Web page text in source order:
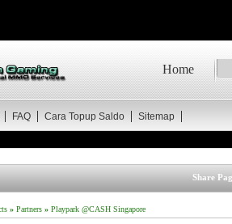
Home
FAQ Cara Topup Saldo Sitemap
Share
» Partners» Playpark @CASH Singapore